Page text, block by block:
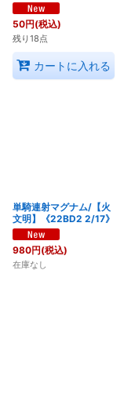
50円(税込)
残り18点
カートに入れる
単騎連射マグナム/【火
文明】《22BD2 2/17》
980円(税込)
在庫なし